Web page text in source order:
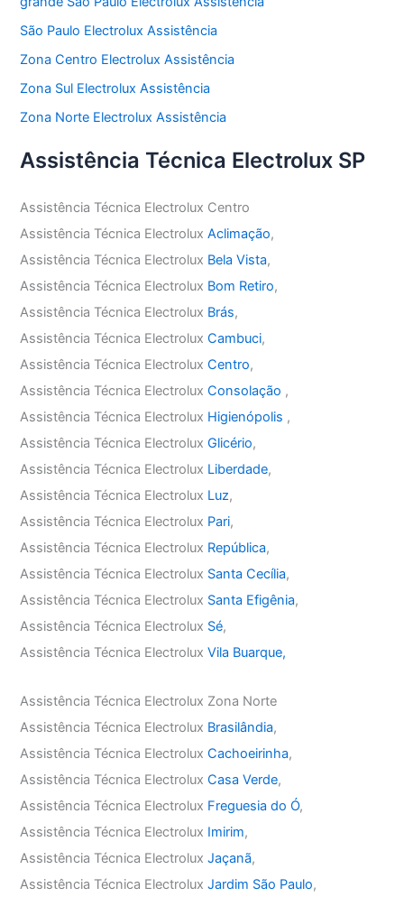
São Paulo Electrolux Assistência
Zona Centro Electrolux Assistência
Zona Sul Electrolux Assistência
Zona Norte Electrolux Assistência
Assistência Técnica Electrolux SP
Assistência Técnica Electrolux Centro
Assistência Técnica ElectroluxAclimação,
Assistência Técnica Electrolux Bela Vista,
Assistência Técnica Electrolux Bom Retiro,
Assistência Técnica Electrolux Brás,
Assistência Técnica ElectroluxCambuci,
Assistência Técnica ElectroluxCentro,
Assistência Técnica ElectroluxConsolação ,
Assistência Técnica Electrolux Higienópolis ,
Assistência Técnica ElectroluxGlicério,
Assistência Técnica Electrolux Liberdade,
Assistência Técnica Electrolux Luz,
Assistência Técnica Electrolux Pari,
Assistência Técnica Electrolux República,
Assistência Técnica Electrolux Santa Cecília,
Assistência Técnica Electrolux Santa Efigênia,
Assistência Técnica Electrolux Sé,
Assistência Técnica ElectroluxVila Buarque,
Assistência Técnica Electrolux Zona Norte
Assistência Técnica Electrolux Brasilândia,
Assistência Técnica ElectroluxCachoeirinha,
Assistência Técnica ElectroluxCasa Verde,
Assistência Técnica Electrolux Freguesia do Ó,
Assistência Técnica Electrolux Imirim,
Assistência Técnica ElectroluxJaçanã,
Assistência Técnica ElectroluxJardim São Paulo,